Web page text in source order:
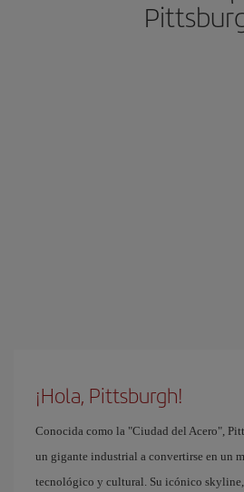
¡Hola, Pittsburgh!
Conocida como la "Ciudad del Acero",
un gigante industrial a convertirse en un
tecnológico y cultural. Su icónico skyline,